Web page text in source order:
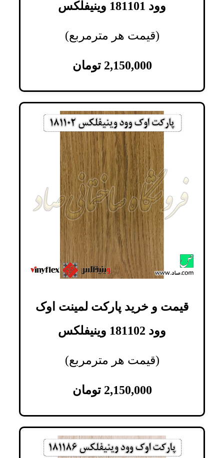
وود 181101 وینیفلکس
(قیمت هر مترمربع)
2,150,000 تومان
قیمت و خرید پارکت لمینت اوک
وود 181102 وینیفلکس
(قیمت هر مترمربع)
2,150,000 تومان